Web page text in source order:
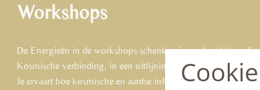
Workshops
De Energieën in de workshops schenken je een krachtige,
Kosmische verbinding, in een uitlijning met de Bron en het Al.
Je ervaart hoe kosmische en aardse informatie in gouden